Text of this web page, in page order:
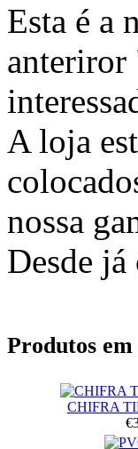
Esta é a
anteriror
A loja
nossa
Desde
Produtos em
CHIFRA